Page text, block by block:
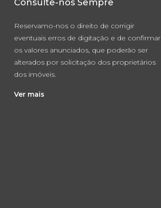
Consulte-nos Sempre
Reservamo-nos o direito de corrigir
eventuais erros de digitação e de confirmar
os valores anunciados, que poderão ser
alterados por solicitação dos proprietários
dos imóveis.
Ver mais